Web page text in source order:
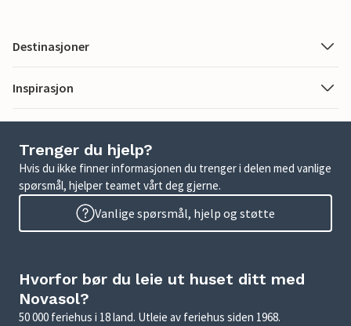
Destinasjoner
Inspirasjon
Trenger du hjelp?
Hvis du ikke finner informasjonen du trenger i delen med vanlige
spørsmål, hjelper teamet vårt deg gjerne.
Vanlige spørsmål, hjelp og støtte
Hvorfor bør du leie ut huset ditt med
Novasol?
50 000 feriehus i 18 land. Utleie av feriehus siden 1968.